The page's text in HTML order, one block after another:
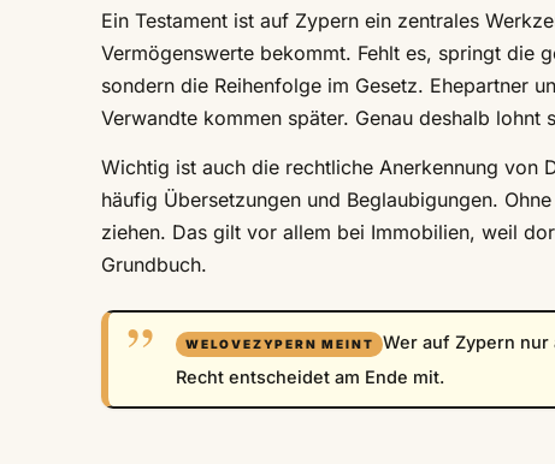
Ein Testament ist auf Zypern ein zentrales
Vermögenswerte bekommt. Fehlt es, springt die
sondern die Reihenfolge im Gesetz. Ehepartner
Verwandte kommen später. Genau deshalb lohnt
Wichtig ist auch die rechtliche Anerkennung von
häufig Übersetzungen und Beglaubigungen.
ziehen. Das gilt vor allem bei Immobilien, weil
Grundbuch.
Wer auf Zypern nur
Recht entscheidet am Ende mit.